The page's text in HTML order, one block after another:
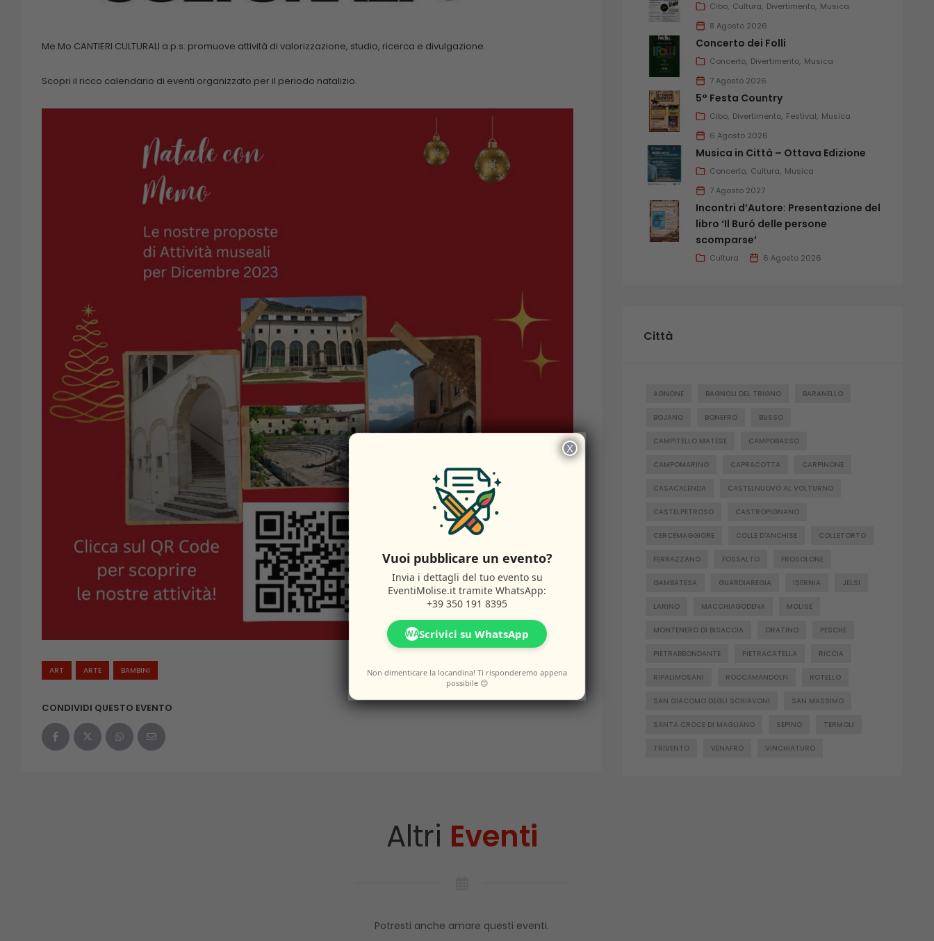
Me.Mo CANTIERI CULTURALI a.p.s. promuove attività di valorizzazione, studio, ricerca e divulgazione.
Scopri il ricco calendario di eventi organizzato per il periodo natalizio.
ART ARTE BAMBINI
CONDIVIDI QUESTO EVENTO
Cibo Cultura Divertimento Musica
8 Agosto 2026
Concerto dei Folli
Concerto Divertimento Musica
7 Agosto 2026
5° Festa Country
Cibo Divertimento Festival Musica
6 Agosto 2026
Musica in Città – Ottava Edizione
Concerto Cultura Musica
7 Agosto 2027
Incontri d’Autore: Presentazione del
libro ‘Il Buró delle persone
scomparse’
Cultura 6 Agosto 2026
Città
AGNONE BAGNOLI DEL TRIGNO BARANELLO
BOJANO BONEFRO BUSSO
CAMPITELLO MATESE CAMPOBASSO
CAMPOMARINO CAPRACOTTA CARPINONE
CASACALENDA CASTELNUOVO AL VOLTURNO
CASTELPETROSO CASTROPIGNANO
CERCEMAGGIORE COLLE D'ANCHISE COLLETORTO
FERRAZZANO FOSSALTO FROSOLONE
GAMBATESA GUARDIAREGIA ISERNIA JELSI
LARINO MACCHIAGODENA MOLISE
MONTENERO DI BISACCIA ORATINO PESCHE
PIETRABBONDANTE PIETRACATELLA RICCIA
RIPALIMOSANI ROCCAMANDOLFI ROTELLO
SAN GIACOMO DEGLI SCHIAVONI SAN MASSIMO
SANTA CROCE DI MAGLIANO SEPINO TERMOLI
TRIVENTO VENAFRO VINCHIATURO
Altri Eventi
Potresti anche amare questi eventi.
×
Vuoi pubblicare un evento?
Invia i dettagli del tuo evento su
EventiMolise.it tramite WhatsApp:
+39 350 191 8395
WAScrivici su WhatsApp
Non dimenticare la locandina! Ti risponderemo appena
possibile 😊
X